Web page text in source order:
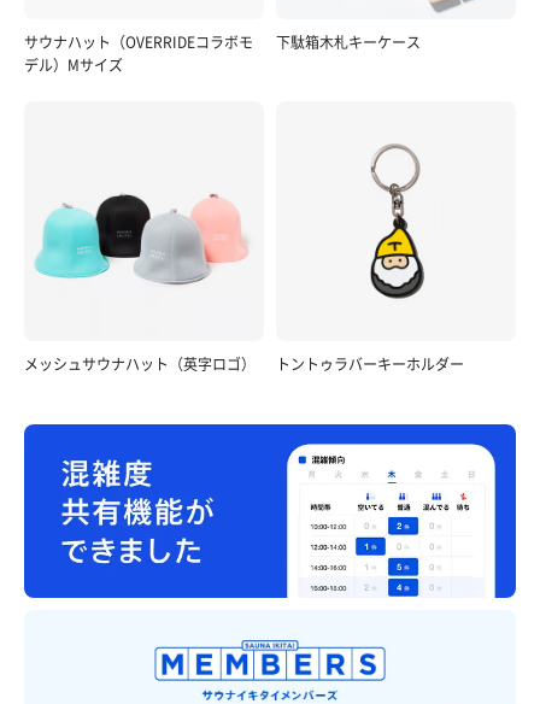
サウナハット（OVERRIDEコラボモ
デル）Mサイズ
下駄箱木札キーケース
メッシュサウナハット（英字ロゴ） トントゥラバーキーホルダー